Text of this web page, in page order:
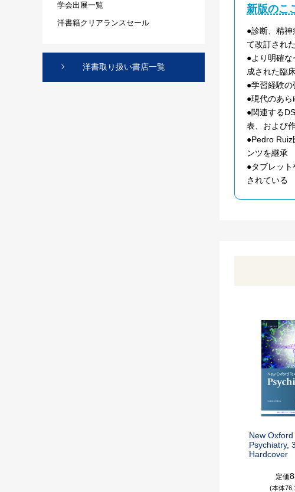
新版のこ
●診断、精
て改訂され
●より明確
成された臨
●学習経験の
●現代のあ
●関連する
表、および
●Pedro
ンツを継承
●タブレッ
されている
New
Psychiatry,
Hardcover
定価
(本体
学会出展一覧
洋書籍クリアランスセール
洋書取り扱い書店一覧